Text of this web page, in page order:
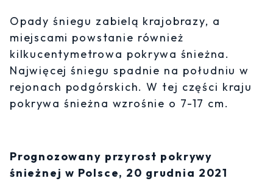
Opady śniegu zabielą krajobrazy, a
miejscami powstanie również
kilkucentymetrowa pokrywa śnieżna.
Najwięcej śniegu spadnie na południu w
rejonach podgórskich. W tej części kraju
pokrywa śnieżna wzrośnie o 7-17 cm.
Prognozowany przyrost pokrywy
śnieżnej w Polsce, 20 grudnia 2021